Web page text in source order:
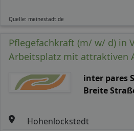
Quelle: meinestadt.de
Pflegefachkraft (m/ w/ d) in
Arbeitsplatz mit attraktiven
inter pares
Breite
Hohenlockstedt